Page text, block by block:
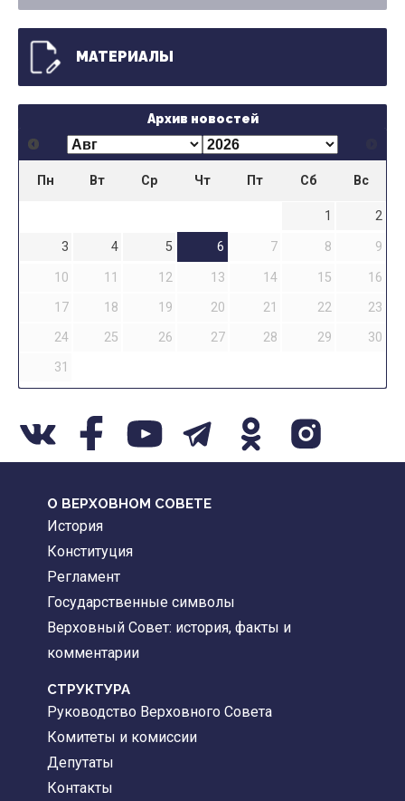
МАТЕРИАЛЫ
Архив новостей
Пн Вт Ср Чт Пт Сб Вс
1
2
3
4 5 6 7 8
9
10
11 12 13 14 15
16
17
18 19 20 21 22
23
24
25 26 27 28 29
30
31
О ВЕРХОВНОМ СОВЕТЕ
История
Конституция
Регламент
Государственные символы
Верховный Совет: история, факты и
комментарии
CТРУКТУРА
Руководство Верховного Совета
Комитеты и комиссии
Депутаты
Контакты